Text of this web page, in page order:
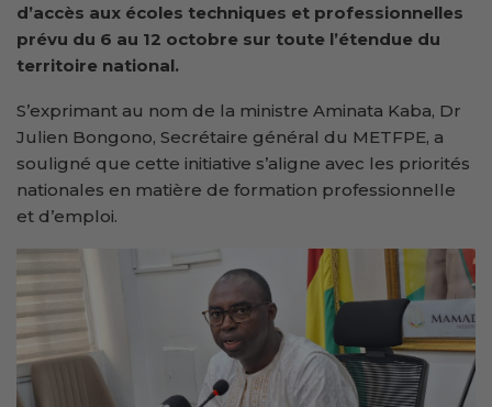
d’accès aux écoles techniques et professionnelles
prévu du 6 au 12 octobre sur toute l’étendue du
territoire national.
S’exprimant au nom de la ministre Aminata Kaba, Dr
Julien Bongono, Secrétaire général du METFPE, a
souligné que cette initiative s’aligne avec les priorités
nationales en matière de formation professionnelle
et d’emploi.